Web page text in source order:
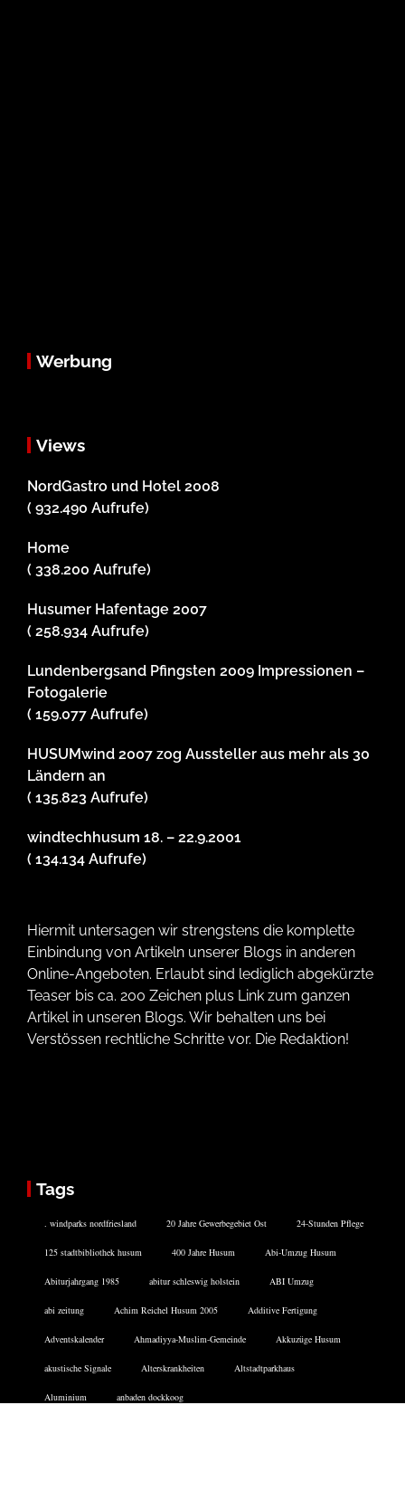
Werbung
Views
NordGastro und Hotel 2008
( 932.490 Aufrufe)
Home
( 338.200 Aufrufe)
Husumer Hafentage 2007
( 258.934 Aufrufe)
Lundenbergsand Pfingsten 2009 Impressionen –
Fotogalerie
( 159.077 Aufrufe)
HUSUMwind 2007 zog Aussteller aus mehr als 30
Ländern an
( 135.823 Aufrufe)
windtechhusum 18. – 22.9.2001
( 134.134 Aufrufe)
Hiermit untersagen wir strengstens die komplette
Einbindung von Artikeln unserer Blogs in anderen
Online-Angeboten. Erlaubt sind lediglich abgekürzte
Teaser bis ca. 200 Zeichen plus Link zum ganzen
Artikel in unseren Blogs. Wir behalten uns bei
Verstössen rechtliche Schritte vor. Die Redaktion!
Tags
. windparks nordfriesland 20 Jahre Gewerbegebiet Ost 24-Stunden Pflege
125 stadtbibliothek husum 400 Jahre Husum Abi-Umzug Husum
Abiturjahrgang 1985 abitur schleswig holstein ABI Umzug
abi zeitung Achim Reichel Husum 2005 Additive Fertigung
Adventskalender Ahmadiyya-Muslim-Gemeinde Akkuzüge Husum
akustische Signale Alterskrankheiten Altstadtparkhaus
Aluminium anbaden dockkoog